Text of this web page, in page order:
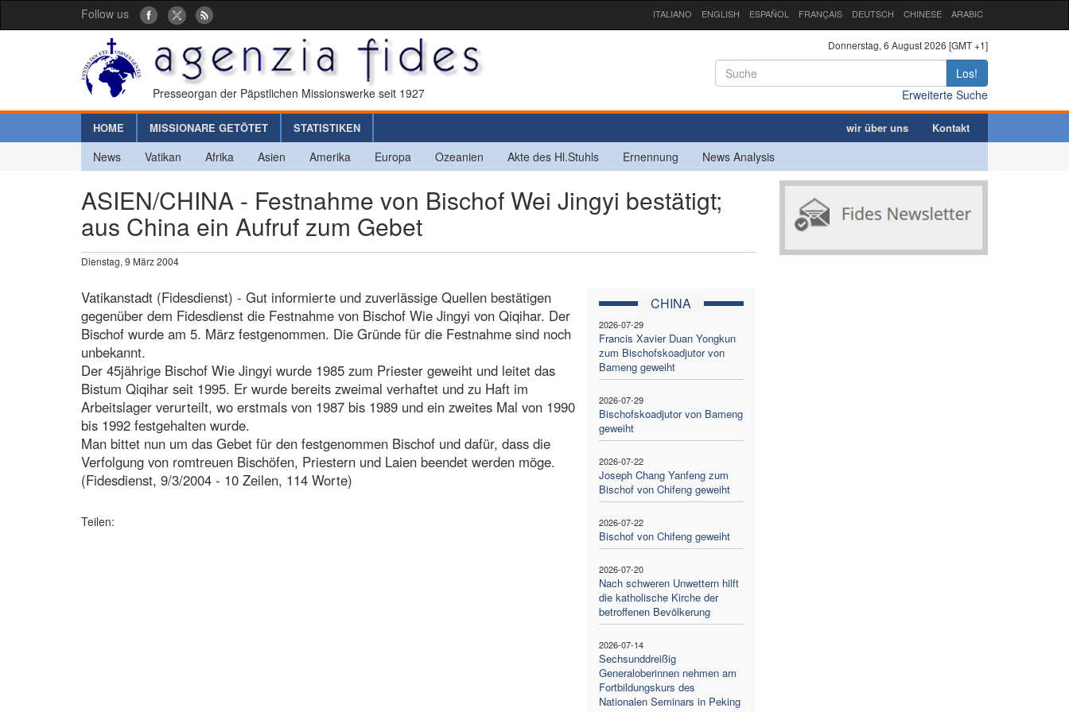
Follow us ITALIANO ENGLISH ESPAÑOL FRANÇAIS DEUTSCH CHINESE ARABIC
Presseorgan der Päpstlichen Missionswerke seit 1927
Donnerstag, 6 August 2026 [GMT +1]
Los!
Erweiterte Suche
HOME MISSIONARE GETÖTET STATISTIKEN wir über uns Kontakt
News Vatikan Afrika Asien Amerika Europa Ozeanien Akte des Hl.Stuhls Ernennung News Analysis
ASIEN/CHINA - Festnahme von Bischof Wei Jingyi bestätigt;
aus China ein Aufruf zum Gebet
Dienstag, 9 März 2004
CHINA
2026-07-29
Francis Xavier Duan Yongkun
zum Bischofskoadjutor von
Bameng geweiht
2026-07-29
Bischofskoadjutor von Bameng
geweiht
2026-07-22
Joseph Chang Yanfeng zum
Bischof von Chifeng geweiht
2026-07-22
Bischof von Chifeng geweiht
2026-07-20
Nach schweren Unwettern hilft
die katholische Kirche der
betroffenen Bevölkerung
2026-07-14
Sechsunddreißig
Generaloberinnen nehmen am
Fortbildungskurs des
Nationalen Seminars in Peking
Vatikanstadt (Fidesdienst) - Gut informierte und zuverlässige Quellen bestätigen
gegenüber dem Fidesdienst die Festnahme von Bischof Wie Jingyi von Qiqihar. Der
Bischof wurde am 5. März festgenommen. Die Gründe für die Festnahme sind noch
unbekannt.
Der 45jährige Bischof Wie Jingyi wurde 1985 zum Priester geweiht und leitet das
Bistum Qiqihar seit 1995. Er wurde bereits zweimal verhaftet und zu Haft im
Arbeitslager verurteilt, wo erstmals von 1987 bis 1989 und ein zweites Mal von 1990
bis 1992 festgehalten wurde.
Man bittet nun um das Gebet für den festgenommen Bischof und dafür, dass die
Verfolgung von romtreuen Bischöfen, Priestern und Laien beendet werden möge.
(Fidesdienst, 9/3/2004 - 10 Zeilen, 114 Worte)
Teilen: